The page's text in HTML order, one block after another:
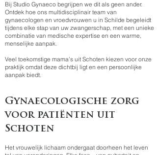
Bij Studio Gynaeco begrijpen we dit als geen ander.
Ontdek hoe ons multidisciplinair team van
gynaecologen en vroedvrouwen u in Schilde begeleidt
tijdens elke stap van uw zwangerschap, met een unieke
combinatie van medische expertise en een warme,
menselijke aanpak.
Veel toekomstige mama’s uit Schoten kiezen voor onze
praktijk omdat deze dichtbij ligt en een persoonlijke
aanpak biedt.
Gynaecologische zorg
voor patiënten uit
Schoten
Het vrouwelijk lichaam ondergaat doorheen het leven